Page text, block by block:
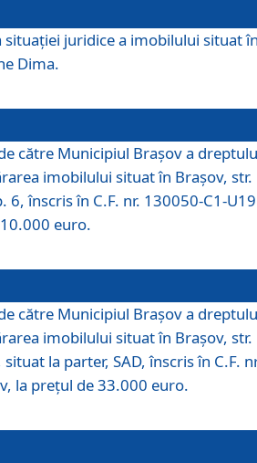
situației juridice a imobilului situat
Dima.
către Municipiul Brașov a
imobilului situat în Brașov, str.
6, înscris în C.F. nr. 130050-C1-U19
euro.
către Municipiul Brașov a
imobilului situat în Brașov, str.
la parter, SAD, înscris în C.F.
la prețul de 33.000 euro.